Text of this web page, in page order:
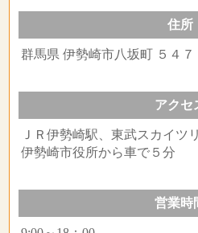
住所
群馬県 伊勢崎市八坂町 ５４７
アクセ
ＪＲ伊勢崎駅、東武スカイツ
伊勢崎市役所から車で５分
営業時